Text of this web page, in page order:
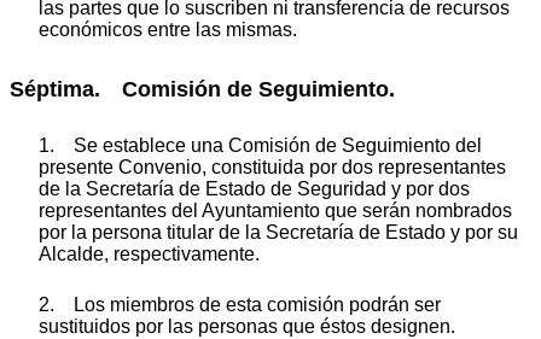
las partes que lo suscriben ni transferencia de recursos
económicos entre las mismas.
Séptima. Comisión de Seguimiento.
1. Se establece una Comisión de Seguimiento del
presente Convenio, constituida por dos representantes
de la Secretaría de Estado de Seguridad y por dos
representantes del Ayuntamiento que serán nombrados
por la persona titular de la Secretaría de Estado y por su
Alcalde, respectivamente.
2. Los miembros de esta comisión podrán ser
sustituidos por las personas que éstos designen.